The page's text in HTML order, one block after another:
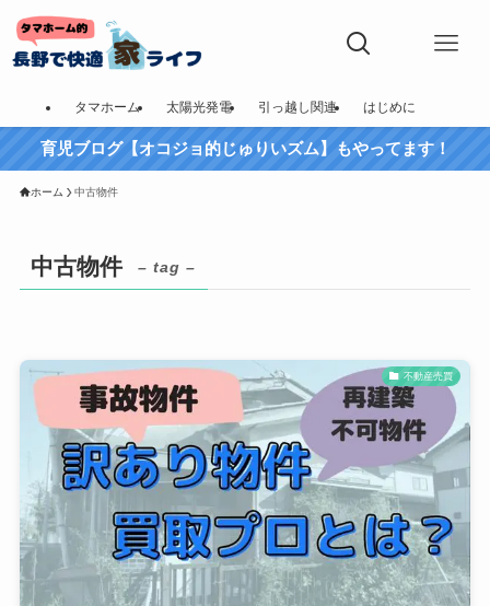
タマホーム 太陽光発電 引っ越し関連 はじめに
育児ブログ【オコジョ的じゅりいズム】もやってます！
ホーム 中古物件
中古物件 – tag –
不動産売買